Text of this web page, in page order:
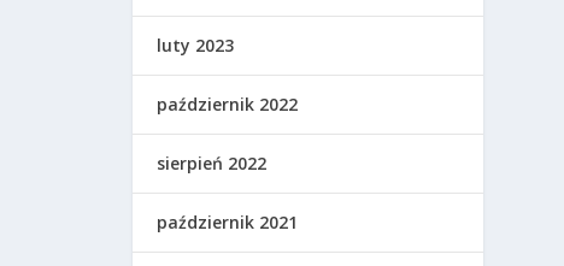
luty 2023
październik 2022
sierpień 2022
październik 2021